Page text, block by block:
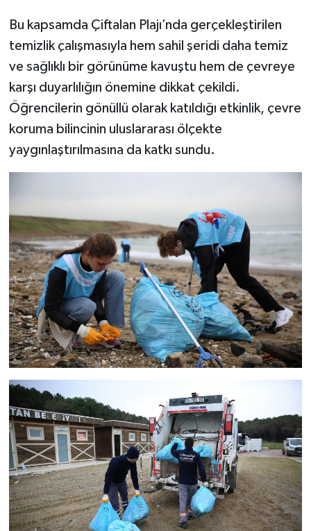
Bu kapsamda Çiftalan Plajı’nda gerçekleştirilen
temizlik çalışmasıyla hem sahil şeridi daha temiz
ve sağlıklı bir görünüme kavuştu hem de çevreye
karşı duyarlılığın önemine dikkat çekildi.
Öğrencilerin gönüllü olarak katıldığı etkinlik, çevre
koruma bilincinin uluslararası ölçekte
yaygınlaştırılmasına da katkı sundu.